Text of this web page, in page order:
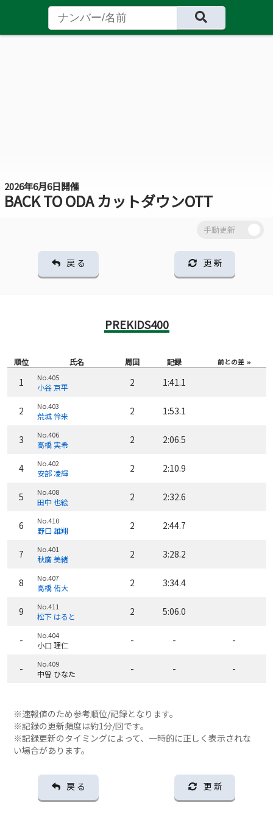
2026年6月6日開催
BACK TO ODA カットダウンOTT
戻 る 更 新
PREKIDS400
順位 氏名 周回 記録 前との差
1 No.405
小谷 京平 2 1:41.1
2 No.403
荒城 怜来 2 1:53.1
3 No.406
高橋 実希 2 2:06.5
4 No.402
安部 凌輝 2 2:10.9
5 No.408
田中 也絵 2 2:32.6
6 No.410
野口 雄翔 2 2:44.7
7 No.401
秋廣 美緒 2 3:28.2
8 No.407
高橋 侑大 2 3:34.4
9 No.411
松下 はると 2 5:06.0
- No.404
小口 理仁 - - -
- No.409
中曽 ひなた - - -
※速報値のため参考順位/記録となります。
※記録の更新頻度は約1分/回です。
※記録更新のタイミングによって、一時的に正しく表示されな
い場合があります。
戻 る 更 新